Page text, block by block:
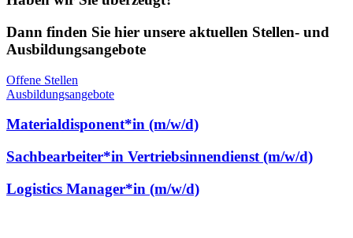
Dann finden Sie hier unsere aktuellen Stellen- und
Ausbildungsangebote
Offene Stellen
Ausbildungsangebote
Materialdisponent*in (m/w/d)
Sachbearbeiter*in Vertriebsinnendienst (m/w/d)
Logistics Manager*in (m/w/d)